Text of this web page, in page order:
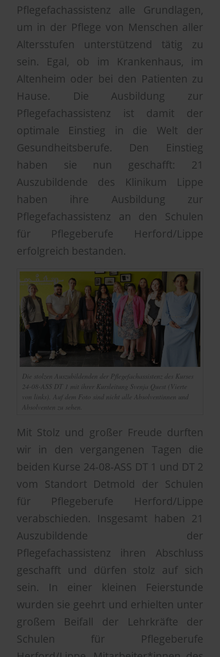
Pflegefachassistenz alle Grundlagen,
um in der Pflege von Menschen aller
Altersstufen unterstützend tätig zu
sein. Egal, ob im Krankenhaus, im
Altenheim oder bei den Patienten zu
Hause. Die Ausbildung zur
Pflegefachassistenz ist damit der
optimale Einstieg in die Welt der
Gesundheitsberufe. Den Einstieg
haben sie nun geschafft: 21
Auszubildende des Klinikum Lippe
haben ihre Ausbildung zur
Pflegefachassistenz an den Schulen
für Pflegeberufe Herford/Lippe
erfolgreich bestanden.
Die stolzen Auszubildenden der Pflegefachassistenz des Kurses
24-08-ASS DT 1 mit ihrer Kursleitung Svenja Quest (Vierte
von links). Auf dem Foto sind nicht alle Absolventinnen und
Absolventen zu sehen.
Mit Stolz und großer Freude durften
wir in den vergangenen Tagen die
beiden Kurse 24-08-ASS DT 1 und DT 2
vom Standort Detmold der Schulen
für Pflegeberufe Herford/Lippe
verabschieden. Insgesamt haben 21
Auszubildende der
Pflegefachassistenz ihren Abschluss
geschafft und dürfen stolz auf sich
sein. In einer kleinen Feierstunde
wurden sie geehrt und erhielten unter
großem Beifall der Lehrkräfte der
Schulen für Pflegeberufe